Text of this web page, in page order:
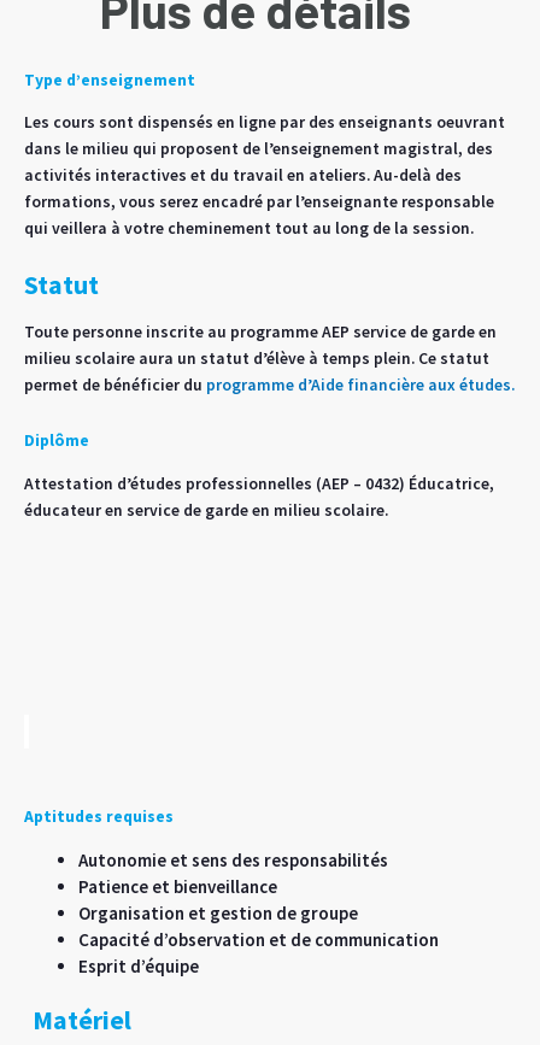
Type d’enseignement
Les cours sont dispensés en ligne par des enseignants oeuvrant
dans le milieu qui proposent de l’enseignement magistral, des
activités interactives et du travail en ateliers. Au-delà des
formations, vous serez encadré par l’enseignante responsable
qui veillera à votre cheminement tout au long de la session.
Statut
Toute personne inscrite au programme AEP service de garde en
milieu scolaire aura un statut d’élève à temps plein. Ce statut
permet de bénéficier du programme d’Aide financière aux études.
Diplôme
Attestation d’études professionnelles (AEP – 0432) Éducatrice,
éducateur en service de garde en milieu scolaire.
Aptitudes requises
Autonomie et sens des responsabilités
Patience et bienveillance
Organisation et gestion de groupe
Capacité d’observation et de communication
Esprit d’équipe
Matériel